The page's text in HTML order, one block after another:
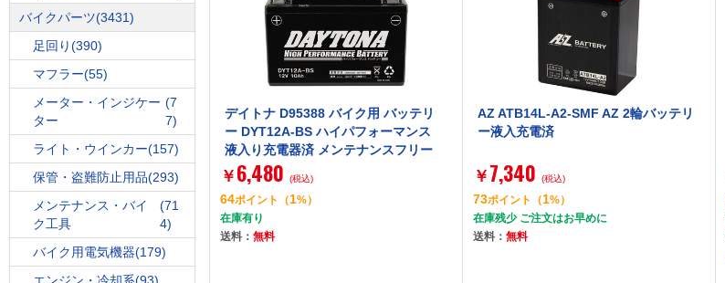
デイトナ D95388 バイク用 バッテリ
ー DYT12A-BS ハイパフォーマンス
液入り充電器済 メンテナンスフリー
￥ 6,480 (税込)
64ポイント （1%）
在庫有り
送料：無料
AZ ATB14L-A2-SMF AZ 2輪バッテリ
ー液入充電済
￥ 7,340 (税込)
73ポイント （1%）
在庫残少 ご注文はお早めに
送料： 無料
バイクパーツ(3431)
足回り(390)
マフラー(55)
メーター・インジケー
ター
(7
7)
ライト・ウインカー(157)
保管・盗難防止用品(293)
メンテナンス・バイ
ク工具
(71
4)
バイク用電気機器(179)